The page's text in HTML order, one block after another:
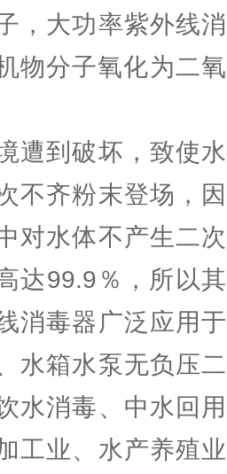
，大功率紫外线
物分子氧化为二
.
遭到破坏，致使
不齐粉末登场，
对水体不产生二
达99.9％，所以
消毒器广泛应用
水箱水泵无负压
水消毒、中水回
工业、水产养殖